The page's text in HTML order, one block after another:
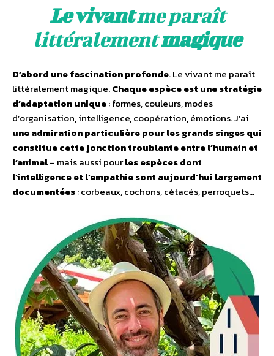
Le vivantme paraît
littéralementmagique
D’abord une fascination profonde. Le vivant me paraît
littéralement magique.Chaque espèce est une stratégie
d’adaptation unique: formes, couleurs, modes
d’organisation, intelligence, coopération, émotions. J’ai
une admiration particulière pour les grands singes qui
constitue cette jonction troublante entre l’humain et
l’animal– mais aussi pourles espèces dont
l’intelligence et l’empathie sont aujourd’hui largement
documentées: corbeaux, cochons, cétacés, perroquets…